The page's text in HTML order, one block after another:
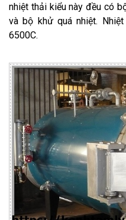
nhiệt thải kiểu này đều có
và bộ khử quá nhiệt.
6500C.